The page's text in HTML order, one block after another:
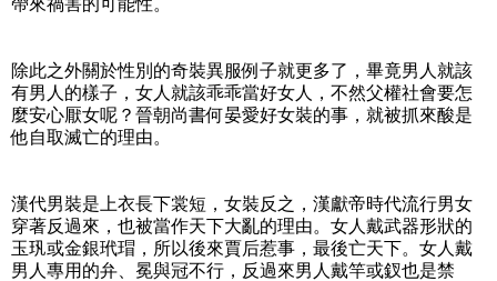
除此之外關於性別的奇裝異服例子就更多了，畢竟男人就該
有男人的樣子，女人就該乖乖當好女人，不然父權社會要怎
麼安心厭女呢？晉朝尚書何晏愛好女裝的事，就被抓來酸是
他自取滅亡的理由。
漢代男裝是上衣長下裳短，女裝反之，漢獻帝時代流行男女
穿著反過來，也被當作天下大亂的理由。女人戴武器形狀的
玉㺬或金銀玳瑁，所以後來賈后惹事，最後亡天下。女人戴
男人專用的弁、冕與冠不行，反過來男人戴竿或釵也是禁